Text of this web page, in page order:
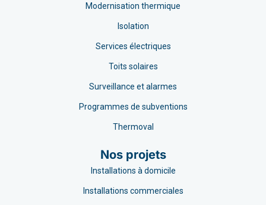
Modernisation thermique
Isolation
Services électriques
Toits solaires
Surveillance et alarmes
Programmes de subventions
Thermoval
Nos projets
Installations à domicile
Installations commerciales